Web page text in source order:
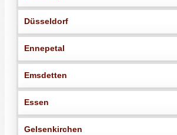
Düsseldorf
Ennepetal
Emsdetten
Essen
Gelsenkirchen